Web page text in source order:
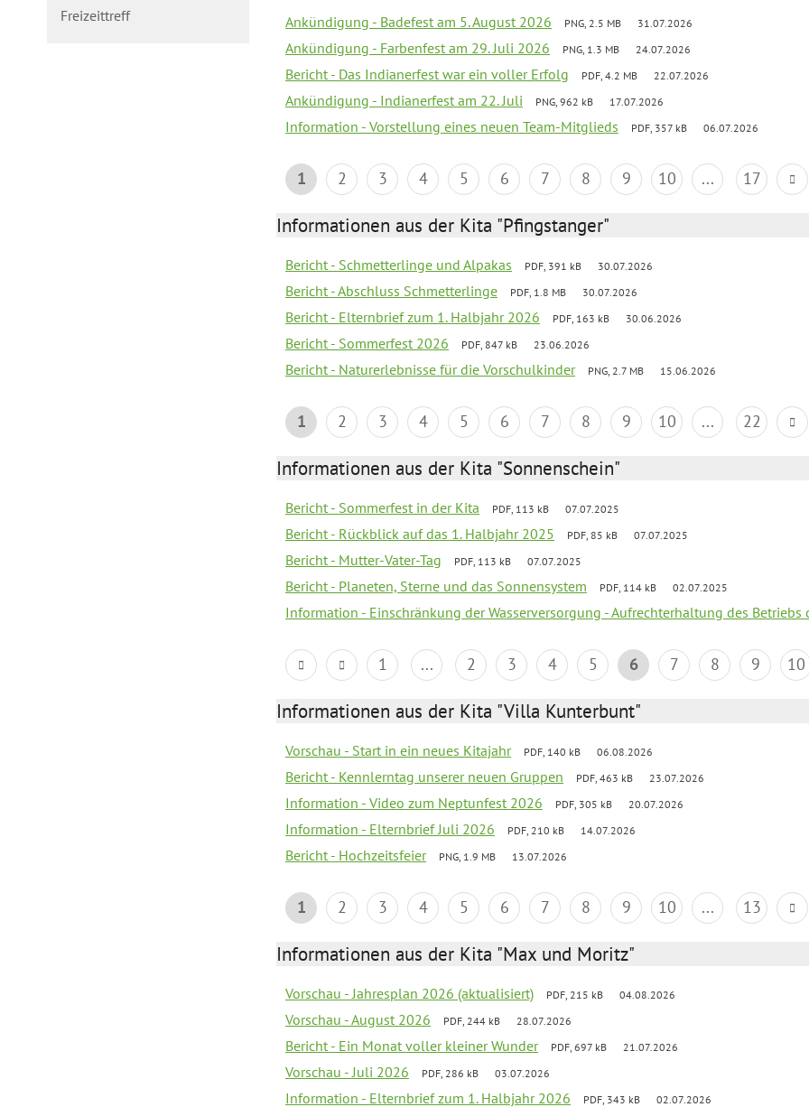
Freizeittreff
Ankündigung - Badefest am 5. August 2026 PNG, 2.5 MB 31.07.2026
Ankündigung - Farbenfest am 29. Juli 2026 PNG, 1.3 MB 24.07.2026
Bericht - Das Indianerfest war ein voller Erfolg PDF, 4.2 MB 22.07.2026
Ankündigung - Indianerfest am 22. Juli PNG, 962 kB 17.07.2026
Information - Vorstellung eines neuen Team-Mitglieds PDF, 357 kB 06.07.2026
1 2 3 4 5 6 7 8 9 10 ... 17
Informationen aus der Kita "Pfingstanger"
Bericht - Schmetterlinge und Alpakas PDF, 391 kB 30.07.2026
Bericht - Abschluss Schmetterlinge PDF, 1.8 MB 30.07.2026
Bericht - Elternbrief zum 1. Halbjahr 2026 PDF, 163 kB 30.06.2026
Bericht - Sommerfest 2026 PDF, 847 kB 23.06.2026
Bericht - Naturerlebnisse für die Vorschulkinder PNG, 2.7 MB 15.06.2026
1 2 3 4 5 6 7 8 9 10 ... 22
Informationen aus der Kita "Sonnenschein"
Bericht - Sommerfest in der Kita PDF, 113 kB 07.07.2025
Bericht - Rückblick auf das 1. Halbjahr 2025 PDF, 85 kB 07.07.2025
Bericht - Mutter-Vater-Tag PDF, 113 kB 07.07.2025
Bericht - Planeten, Sterne und das Sonnensystem PDF, 114 kB 02.07.2025
Information - Einschränkung der Wasserversorgung - Aufrechterhaltung des Betriebs
1 ... 2 3 4 5 6 7 8 9 10
Informationen aus der Kita "Villa Kunterbunt"
Vorschau - Start in ein neues Kitajahr PDF, 140 kB 06.08.2026
Bericht - Kennlerntag unserer neuen Gruppen PDF, 463 kB 23.07.2026
Information - Video zum Neptunfest 2026 PDF, 305 kB 20.07.2026
Information - Elternbrief Juli 2026 PDF, 210 kB 14.07.2026
Bericht - Hochzeitsfeier PNG, 1.9 MB 13.07.2026
1 2 3 4 5 6 7 8 9 10 ... 13
Informationen aus der Kita "Max und Moritz"
Vorschau - Jahresplan 2026 (aktualisiert) PDF, 215 kB 04.08.2026
Vorschau - August 2026 PDF, 244 kB 28.07.2026
Bericht - Ein Monat voller kleiner Wunder PDF, 697 kB 21.07.2026
Vorschau - Juli 2026 PDF, 286 kB 03.07.2026
Information - Elternbrief zum 1. Halbjahr 2026 PDF, 343 kB 02.07.2026